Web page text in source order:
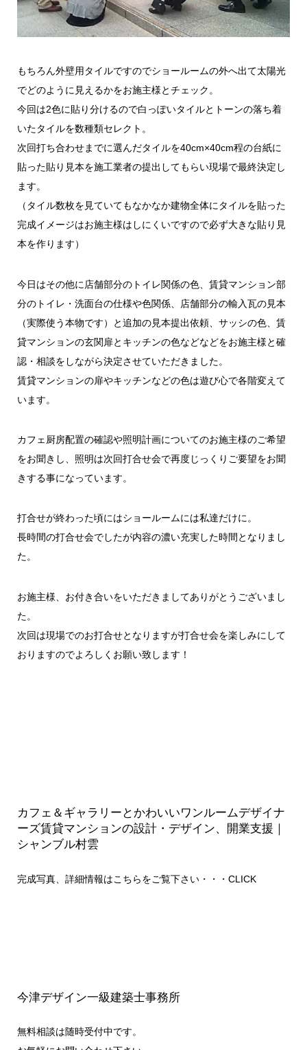
もちろん外壁用タイルですのでショールームの外へ出て太陽光
でどのように見えるかをお施主様とチェック。
今回は2色に貼り分けるので白っぽいタイルとトーンの落ち着
いたタイルを数種類セレクト。
次回打ち合わせまでに選んだタイルを40cm×40cm程の台紙に
貼った貼り見本を施工業者の提出してもらい現場で最終決定し
ます。
（タイル数枚を見ていてもなかなか建物全体にタイルを貼った
完成イメージはお施主様はしにくいですので必ず大きな貼り見
本を作ります）
今日はその他に店舗部分のトイレ関係の色、賃貸マンション部
分のトイレ・洗面台の仕様や色関係、店舗部分の輸入瓦の見本
（実際使う本物です）と追加の見本提出依頼、サッシの色、賃
貸マンションの玄関扉とキッチンの色などなどをお施主様と確
認・相談をしながら決定させていただきました。
賃貸マンションの扉やキッチンなどの色は遊び心で各階変えて
います。
カフェ厨房配置の確認や照明計画についてのお施主様のご希望
をお聞きし、照明は次回打合せ会で再度じっくりご要望をお聞
きする事になっています。
打合せが終わった頃にはショールームには私達だけに。
長時間の打合せ会でしたが内容の濃い充実した時間となりまし
た。
お施主様、お付き合いをいただきましてありがとうございまし
た。
次回は現場でのお打合せとなりますが打合せ会を楽しみにして
おりますのでよろしくお願い致します！
カフェ＆ギャラリーとかわいいワンルームデザイナ
ーズ賃貸マンションの設計・デザイン、開業支援｜
シャンブル村雲
完成写真、詳細情報はこちらをご覧下さい・・・ CLICK
今津デザイン一級建築士事務所
無料相談は随時受付中です。